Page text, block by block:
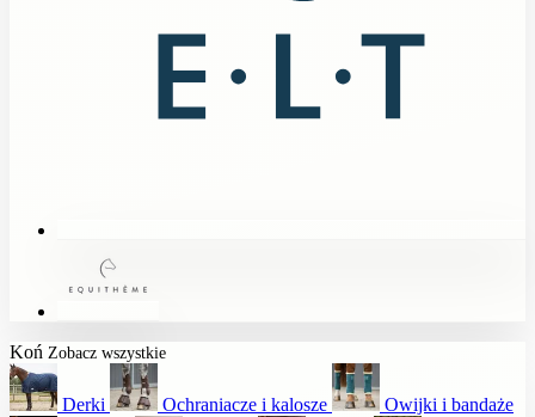
Koń Zobacz wszystkie
Derki Ochraniacze i kalosze Owijki i bandaże